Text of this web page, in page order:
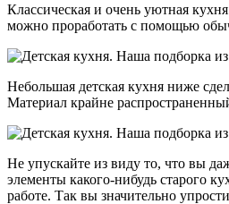
Классическая и очень уютная
можно проработать с помощью
Небольшая детская кухня ниже
Материал крайне
Не упускайте из виду то, что вы
элементы какого-нибудь старого
работе. Так вы значительно